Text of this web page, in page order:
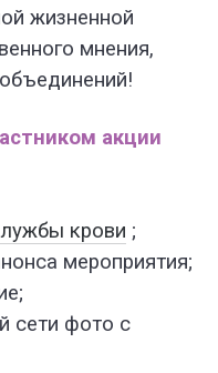
жизненной
мнения,
акции
крови ;
мероприятия;
сети фото с